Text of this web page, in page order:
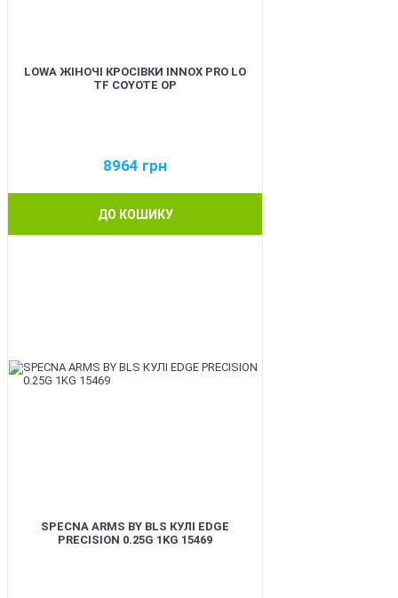
LOWA ЖІНОЧІ КРОСІВКИ INNOX PRO LO
TF COYOTE OP
8964 грн
ДО КОШИКУ
SPECNA ARMS BY BLS КУЛІ EDGE
PRECISION 0.25G 1KG 15469